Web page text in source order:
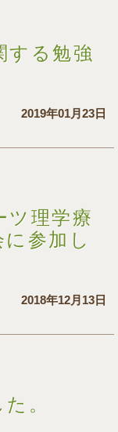
する勉強
2019年01月23日
ツ理学療
参加し
2018年12月13日
。